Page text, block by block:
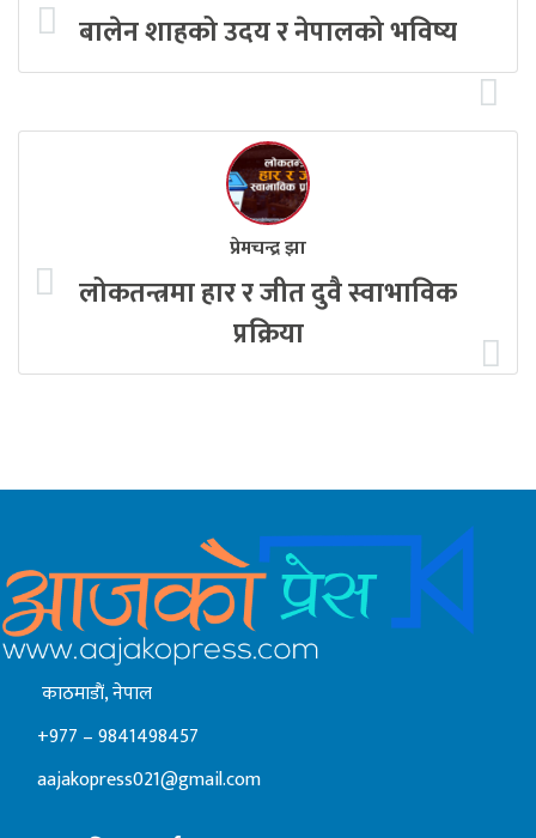
बालेन शाहको उदय र नेपालको भविष्य
प्रेमचन्द्र झा
लोकतन्त्रमा हार र जीत दुवै स्वाभाविक
प्रक्रिया
काठमाडाैं, नेपाल
+977 – 9841498457
aajakopress021@gmail.com